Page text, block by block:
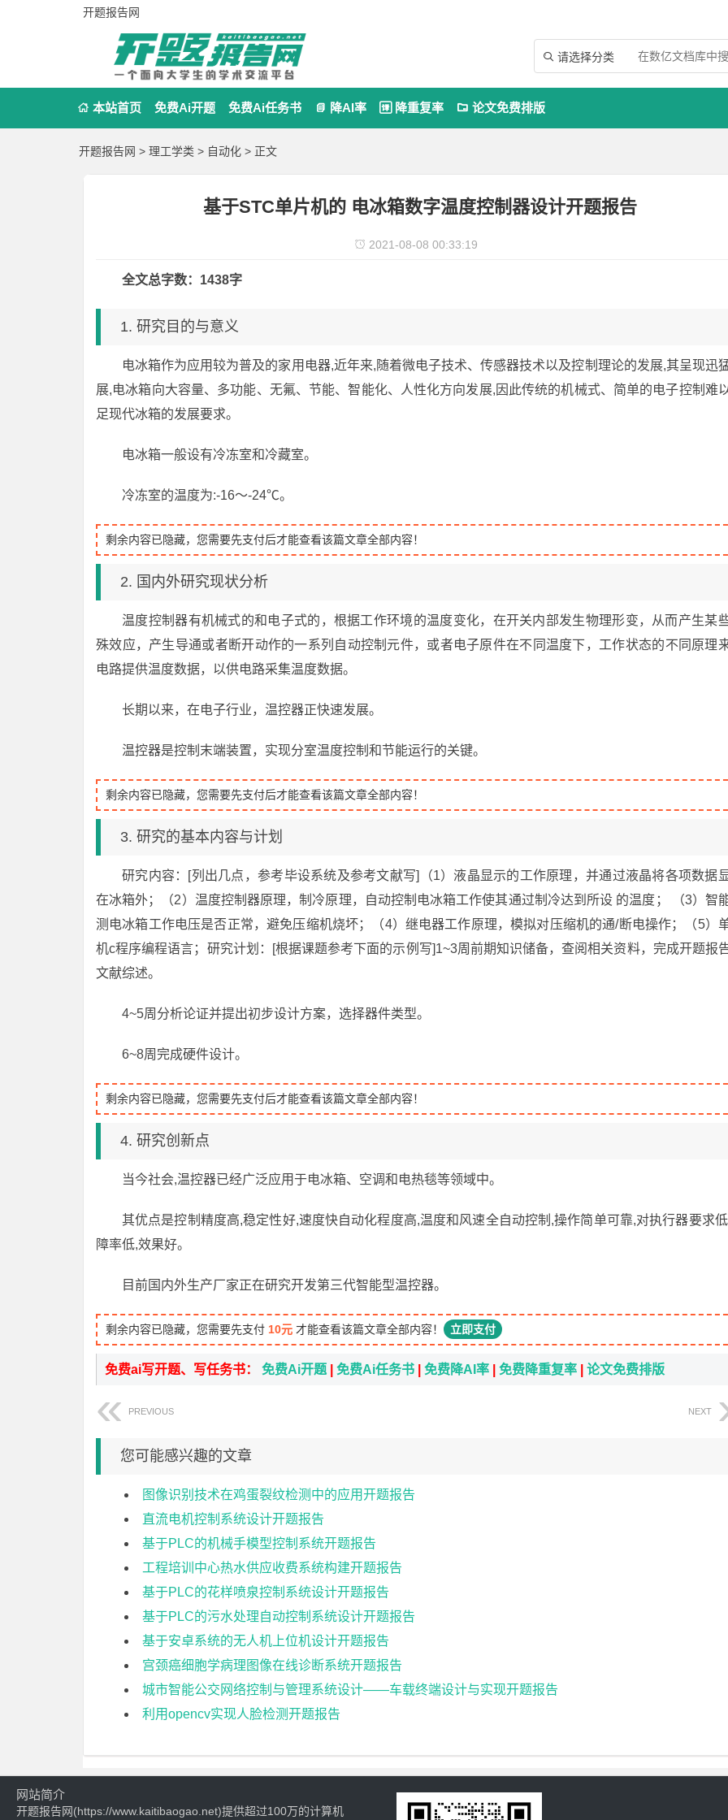
开题报告网
 请选择分类
 本站首页 免费Ai开题 免费Ai任务书  降AI率  降重复率  论文免费排版
开题报告网 > 理工学类 > 自动化 > 正文
基于STC单片机的 电冰箱数字温度控制器设计开题报告
 2021-08-08 00:33:19
全文总字数：1438字
1. 研究目的与意义
电冰箱作为应用较为普及的家用电器,近年来,随着微电子技术、传感器技术以及控制理论的发展,其呈现迅
展,电冰箱向大容量、多功能、无氟、节能、智能化、人性化方向发展,因此传统的机械式、简单的电子控制难
足现代冰箱的发展要求。
电冰箱一般设有冷冻室和冷藏室。
冷冻室的温度为:-16～-24℃。
剩余内容已隐藏，您需要先支付后才能查看该篇文章全部内容！
2. 国内外研究现状分析
温度控制器有机械式的和电子式的，根据工作环境的温度变化，在开关内部发生物理形变，从而产生某
殊效应，产生导通或者断开动作的一系列自动控制元件，或者电子原件在不同温度下，工作状态的不同原理
电路提供温度数据，以供电路采集温度数据。
长期以来，在电子行业，温控器正快速发展。
温控器是控制末端装置，实现分室温度控制和节能运行的关键。
剩余内容已隐藏，您需要先支付后才能查看该篇文章全部内容！
3. 研究的基本内容与计划
研究内容：[列出几点，参考毕设系统及参考文献写]（1）液晶显示的工作原理，并通过液晶将各项数据
在冰箱外；（2）温度控制器原理，制冷原理，自动控制电冰箱工作使其通过制冷达到所设 的温度； （3）智
测电冰箱工作电压是否正常，避免压缩机烧坏；（4）继电器工作原理，模拟对压缩机的通/断电操作；（5）
机c程序编程语言；研究计划：[根据课题参考下面的示例写]1~3周前期知识储备，查阅相关资料，完成开题报
文献综述。
4~5周分析论证并提出初步设计方案，选择器件类型。
6~8周完成硬件设计。
剩余内容已隐藏，您需要先支付后才能查看该篇文章全部内容！
4. 研究创新点
当今社会,温控器已经广泛应用于电冰箱、空调和电热毯等领域中。
其优点是控制精度高,稳定性好,速度快自动化程度高,温度和风速全自动控制,操作简单可靠,对执行器要求
障率低,效果好。
目前国内外生产厂家正在研究开发第三代智能型温控器。
剩余内容已隐藏，您需要先支付 10元 才能查看该篇文章全部内容！ 立即支付
免费ai写开题、写任务书： 免费Ai开题 免费Ai任务书 免费降AI率 免费降重复率 论文免费排版
PREVIOUS NEXT
您可能感兴趣的文章
图像识别技术在鸡蛋裂纹检测中的应用开题报告
直流电机控制系统设计开题报告
基于PLC的机械手模型控制系统开题报告
工程培训中心热水供应收费系统构建开题报告
基于PLC的花样喷泉控制系统设计开题报告
基于PLC的污水处理自动控制系统设计开题报告
基于安卓系统的无人机上位机设计开题报告
宫颈癌细胞学病理图像在线诊断系统开题报告
城市智能公交网络控制与管理系统设计——车载终端设计与实现开题报告
利用opencv实现人脸检测开题报告
网站简介
开题报告网(https://www.kaitibaogao.net)提供超过100万的计算机